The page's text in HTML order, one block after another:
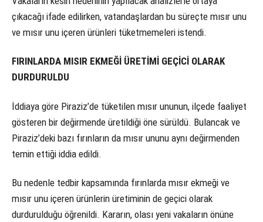
çıkacağı ifade edilirken, vatandaşlardan bu süreçte mısır unu
ve mısır unu içeren ürünleri tüketmemeleri istendi.
FIRINLARDA MISIR EKMEĞİ ÜRETİMİ GEÇİCİ OLARAK
DURDURULDU
İddiaya göre Piraziz’de tüketilen mısır ununun, ilçede faaliyet
gösteren bir değirmende üretildiği öne sürüldü. Bulancak ve
Piraziz’deki bazı fırınların da mısır ununu aynı değirmenden
temin ettiği iddia edildi.
Bu nedenle tedbir kapsamında fırınlarda mısır ekmeği ve
mısır unu içeren ürünlerin üretiminin de geçici olarak
durdurulduğu öğrenildi. Kararın, olası yeni vakaların önüne